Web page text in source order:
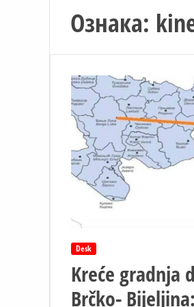
Ознака:
Desk
Kreće gradnja
Brčko-